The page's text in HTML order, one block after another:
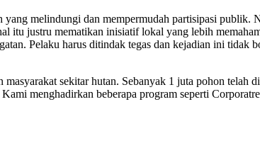
melindungi dan mempermudah partisipasi publik.
justru mematikan inisiatif lokal yang lebih
Pelaku harus ditindak tegas dan kejadian ini tidak
sekitar hutan. Sebanyak 1 juta pohon telah
menghadirkan beberapa program seperti